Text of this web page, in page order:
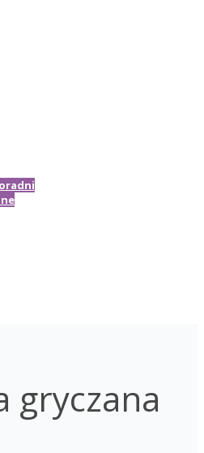
gryczana